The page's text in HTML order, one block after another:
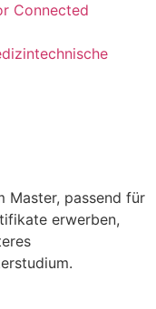
Connected
Master, passend für
erwerben,